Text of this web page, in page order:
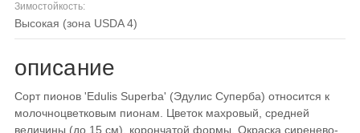
Зимостойкость:
высокая (зона USDA 4)
описание
Сорт пионов 'Edulis Superba' (Эдулис Суперба) относится к
молочноцветковым пионам. Цветок махровый, средней
величины (до 15 см), корончатой формы. Окраска сиренево-